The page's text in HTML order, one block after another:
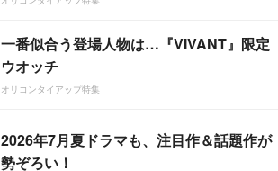
一番似合う登場人物は…『VIVANT』限定
ウオッチ
オリコンタイアップ特集
2026年7月夏ドラマも、注目作＆話題作が
勢ぞろい！